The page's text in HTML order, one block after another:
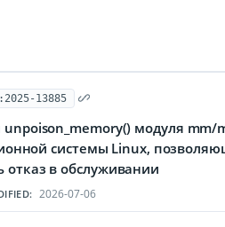
13885
модуля mm/
системы Linux,
в обслуживании
2026-07-06